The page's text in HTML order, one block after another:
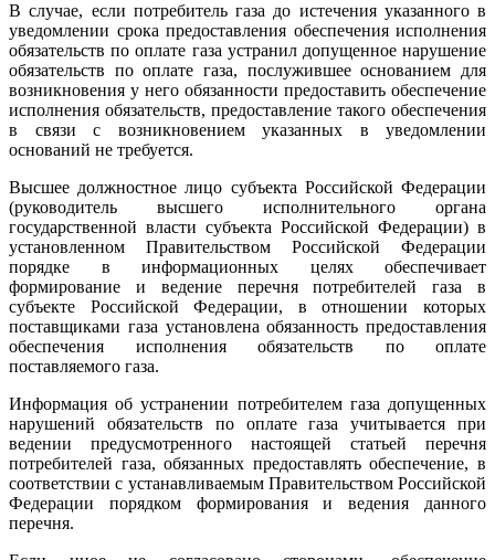
В случае, если потребитель газа до истечения указанного в
уведомлении срока предоставления обеспечения исполнения
обязательств по оплате газа устранил допущенное нарушение
обязательств по оплате газа, послужившее основанием для
возникновения у него обязанности предоставить обеспечение
исполнения обязательств, предоставление такого обеспечения
в связи с возникновением указанных в уведомлении
оснований не требуется.
Высшее должностное лицо субъекта Российской Федерации
(руководитель высшего исполнительного органа
государственной власти субъекта Российской Федерации) в
установленном Правительством Российской Федерации
порядке в информационных целях обеспечивает
формирование и ведение перечня потребителей газа в
субъекте Российской Федерации, в отношении которых
поставщиками газа установлена обязанность предоставления
обеспечения исполнения обязательств по оплате
поставляемого газа.
Информация об устранении потребителем газа допущенных
нарушений обязательств по оплате газа учитывается при
ведении предусмотренного настоящей статьей перечня
потребителей газа, обязанных предоставлять обеспечение, в
соответствии с устанавливаемым Правительством Российской
Федерации порядком формирования и ведения данного
перечня.